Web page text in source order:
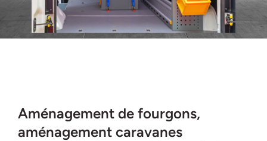
Aménagement de fourgons,
aménagement caravanes